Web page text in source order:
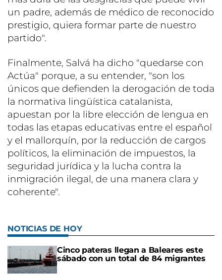
un padre, además de médico de reconocido
prestigio, quiera formar parte de nuestro
partido".
Finalmente, Salvá ha dicho "quedarse con
Actúa" porque, a su entender, "son los
únicos que defienden la derogación de toda
la normativa lingüística catalanista,
apuestan por la libre elección de lengua en
todas las etapas educativas entre el español
y el mallorquín, por la reducción de cargos
políticos, la eliminación de impuestos, la
seguridad jurídica y la lucha contra la
inmigración ilegal, de una manera clara y
coherente".
NOTICIAS DE HOY
Cinco pateras llegan a Baleares este
sábado con un total de 84 migrantes